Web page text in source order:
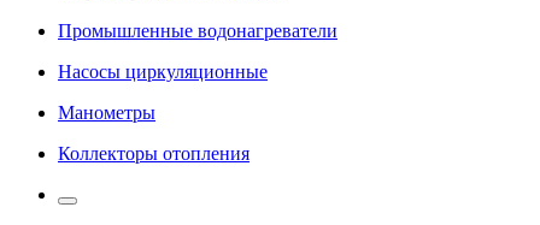
Промышленные водонагреватели
Насосы циркуляционные
Манометры
Коллекторы отопления